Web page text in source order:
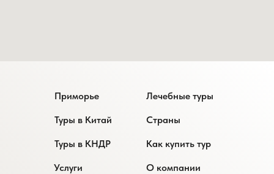
Приморье
Страны
О компании
Услуги
Как купить тур
Туры в Китай
Туры в КНДР
Лечебные туры